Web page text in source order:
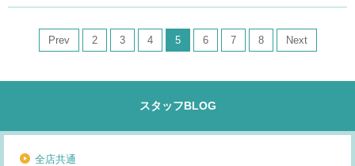
Prev 2 3 4 5 6 7 8 Next
スタッフBLOG
全店共通